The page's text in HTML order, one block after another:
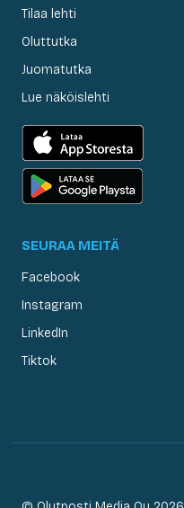
Tilaa lehti
Oluttutka
Juomatutka
Lue näköislehti
SEURAA MEITÄ
Facebook
Instagram
LinkedIn
Tiktok